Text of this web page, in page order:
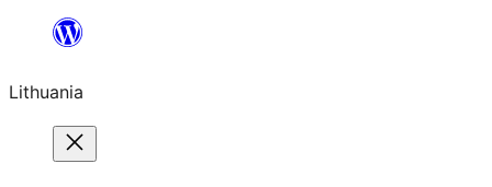
turinio
Lithuania